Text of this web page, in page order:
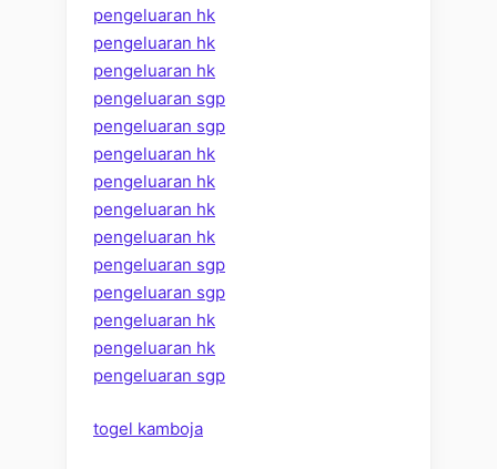
pengeluaran hk
pengeluaran hk
pengeluaran hk
pengeluaran sgp
pengeluaran sgp
pengeluaran hk
pengeluaran hk
pengeluaran hk
pengeluaran hk
pengeluaran sgp
pengeluaran sgp
pengeluaran hk
pengeluaran hk
pengeluaran sgp
togel kamboja